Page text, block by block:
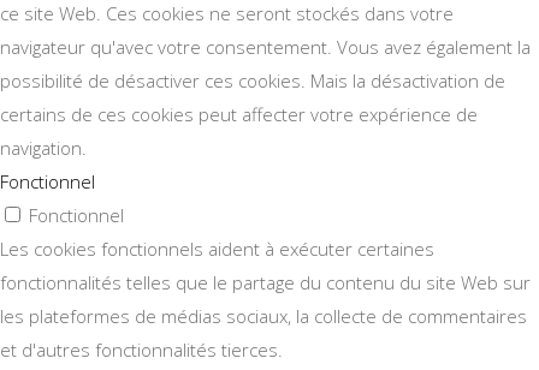
ce site Web. Ces cookies ne seront stockés dans votre
navigateur qu'avec votre consentement. Vous avez également la
possibilité de désactiver ces cookies. Mais la désactivation de
certains de ces cookies peut affecter votre expérience de
navigation.
Fonctionnel
Fonctionnel
Les cookies fonctionnels aident à exécuter certaines
fonctionnalités telles que le partage du contenu du site Web sur
les plateformes de médias sociaux, la collecte de commentaires
et d'autres fonctionnalités tierces.